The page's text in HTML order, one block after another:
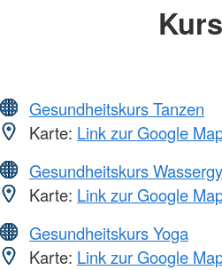
Gesundheitskurs Tanzen
Karte: Link zur Google
Gesundheitskurs
Karte: Link zur Google
Gesundheitskurs Yoga
Karte: Link zur Google